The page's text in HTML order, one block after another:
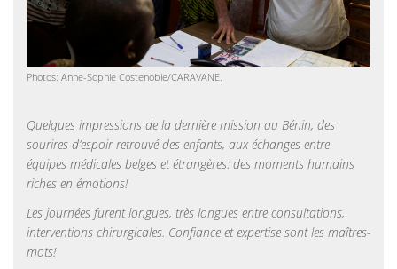
Photos: Anne-Sophie Costenoble/CARAVANE.
Quelques impressions de la dernière mission au Bénin, des
sourires d’espoir retrouvé des enfants, aux échanges entre
équipes médicales belges et étrangères: des moments humains
riches en émotions!
Les journées furent longues, très longues entre consultations,
interventions chirurgicales. Confiance et expertise sont les maîtres-
mots!